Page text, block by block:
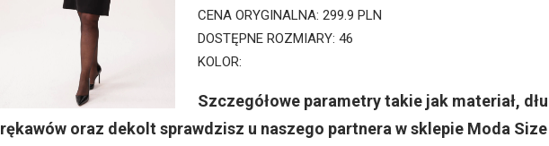
CENA ORYGINALNA: 299.9 PLN
DOSTĘPNE ROZMIARY: 46
KOLOR:
Szczegółowe parametry takie jak materiał,
rękawów oraz dekolt sprawdzisz u naszego partnera w sklepie Moda